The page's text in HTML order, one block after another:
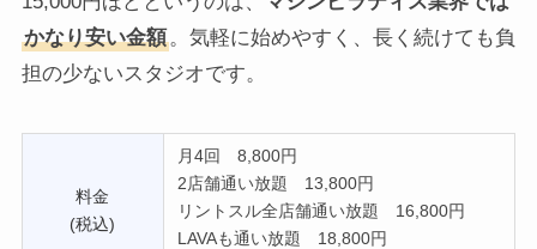
かなり安い金額。気軽に始めやすく、長く続けても負
担の少ないスタジオです。
料金
(税込)
月4回 8,800円
2店舗通い放題 13,800円
リントスル全店舗通い放題 16,800円
LAVAも通い放題 18,800円